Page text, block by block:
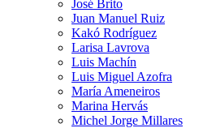
José Brito
Juan Manuel Ruiz
Kakó Rodríguez
Larisa Lavrova
Luis Machín
Luis Miguel Azofra
María Ameneiros
Marina Hervás
Michel Jorge Millares